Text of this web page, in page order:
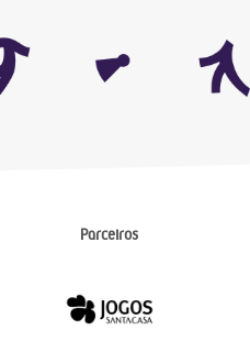
Parceiros